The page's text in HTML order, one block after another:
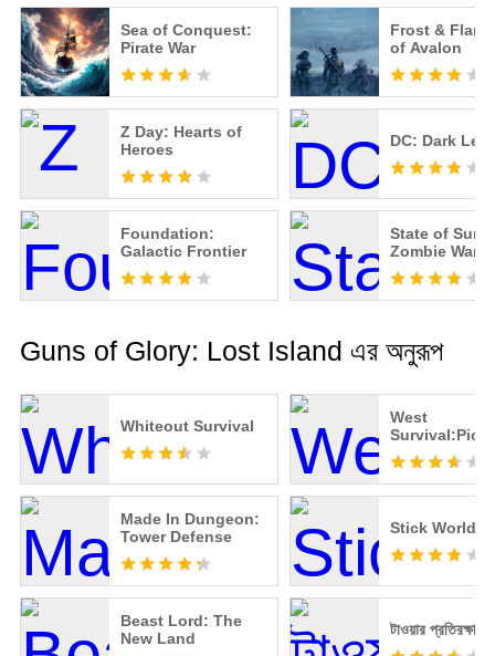
Sea of Conquest:
Pirate War
Frost &
of Avalon
Z Day: Hearts of
Heroes
DC: Dark
Foundation:
Galactic Frontier
State of
Zombie War
Guns of Glory: Lost Island এর অনুরূপ
Whiteout Survival
West
Made In Dungeon:
Tower Defense
Stick World
Beast Lord: The
New Land
টাওয়ার প্রতিরক্ষা